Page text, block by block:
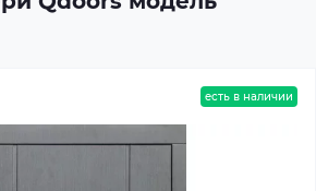
есть в наличии